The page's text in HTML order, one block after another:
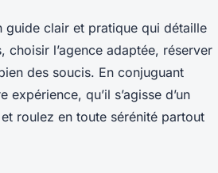
guide clair et pratique qui détaille
l’agence adaptée, réserver
des soucis. En conjuguant
qu’il s’agisse d’un
roulez en toute sérénité partout